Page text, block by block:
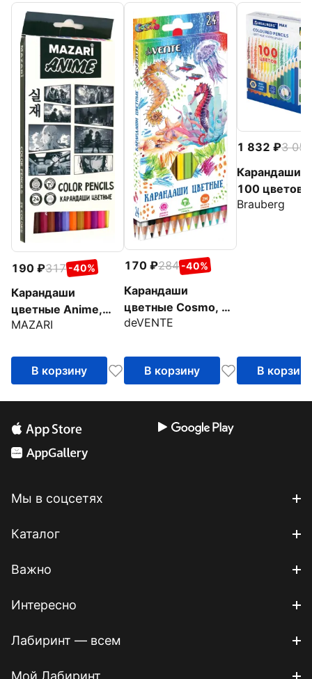
190 317 -40%
Карандаши
цветные Anime,
пластиковые, 24
MAZARI
В корзину
170 284 -40%
Карандаши
цветные Cosmo, 24
цвета
deVENTE
В корзину
1 832
3 054
Карандаши
100 цветов
Brauberg
В корзину
Мы в соцсетях
Каталог
Важно
Интересно
Лабиринт — всем
Мой Лабиринт